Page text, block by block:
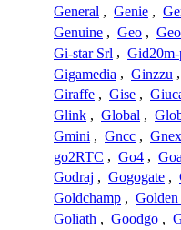
General , Genie ,
Genuine , Geo ,
Gi-star Srl ,
Gigamedia , Ginzzu ,
Giraffe , Gise ,
Glink , Global ,
Gmini , Gncc ,
go2RTC , Go4 ,
Godraj , Gogogate ,
Goldchamp , Golden
Goliath , Goodgo ,